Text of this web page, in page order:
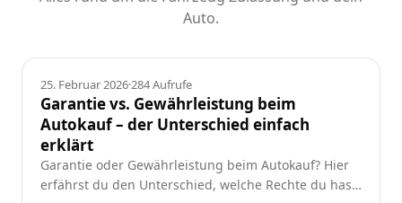
Auto.
Ratgeber
25. Februar 2026·284Aufrufe
Garantie vs. Gewährleistung beim
Autokauf – der Unterschied einfach
erklärt
Garantie oder Gewährleistung beim Autokauf? Hier
erfährst du den Unterschied, welche Rechte du hast